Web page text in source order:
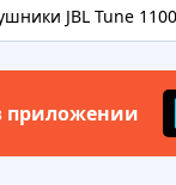
JBL Tune
приложении